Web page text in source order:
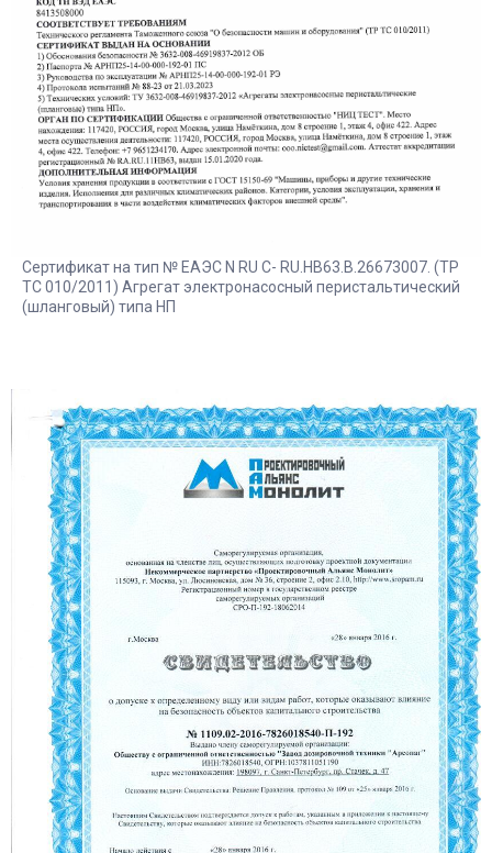
Сертификат на тип № ЕАЭС N RU С- RU.HB63.B.26673007. (ТР
ТС 010/2011) Агрегат электронасосный перистальтический
(шланговый) типа НП